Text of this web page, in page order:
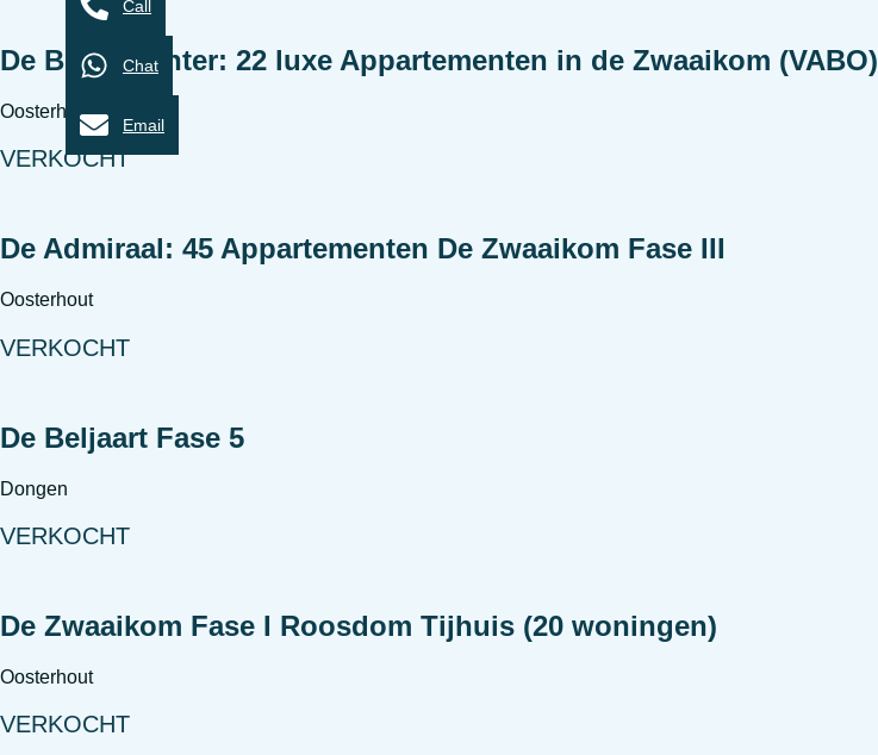
De Brugwachter: 22 luxe Appartementen in de Zwaaikom (VABO)
Oosterhout
VERKOCHT
De Admiraal: 45 Appartementen De Zwaaikom Fase III
Oosterhout
VERKOCHT
De Beljaart Fase 5
Dongen
VERKOCHT
De Zwaaikom Fase I Roosdom Tijhuis (20 woningen)
Oosterhout
VERKOCHT
Call
Chat
Email